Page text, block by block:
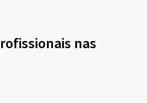
nas